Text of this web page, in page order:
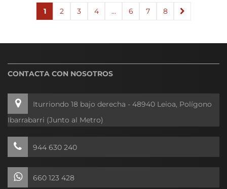
1 2 3 4 … 6 7 8 →
CONTACTA CON NOSOTROS
Iturriondo 18 bajo derecha - 48940 Leioa, Polígono
Ibarrabarri (Junto al Metro)
944 630 240
660 123 428